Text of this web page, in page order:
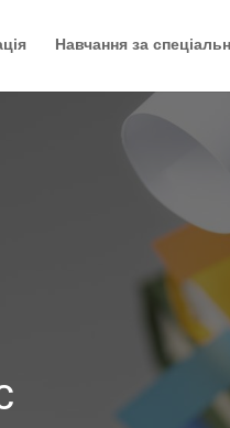
Навчання за